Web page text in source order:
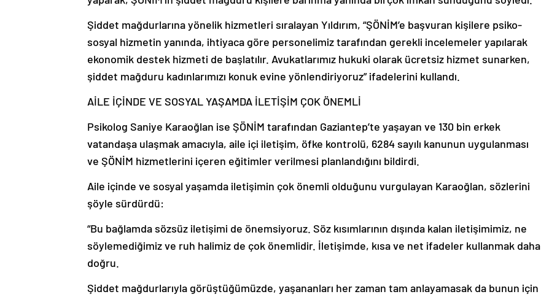
Şiddet mağdurlarına yönelik hizmetleri sıralayan Yıldırım, “ŞÖNİM’e başvuran kişilere psiko-
sosyal hizmetin yanında, ihtiyaca göre personelimiz tarafından gerekli incelemeler yapılarak
ekonomik destek hizmeti de başlatılır. Avukatlarımız hukuki olarak ücretsiz hizmet sunarken,
şiddet mağduru kadınlarımızı konuk evine yönlendiriyoruz” ifadelerini kullandı.
AİLE İÇİNDE VE SOSYAL YAŞAMDA İLETİŞİM ÇOK ÖNEMLİ
Psikolog Saniye Karaoğlan ise ŞÖNİM tarafından Gaziantep’te yaşayan ve 130 bin erkek
vatandaşa ulaşmak amacıyla, aile içi iletişim, öfke kontrolü, 6284 sayılı kanunun uygulanması
ve ŞÖNİM hizmetlerini içeren eğitimler verilmesi planlandığını bildirdi.
Aile içinde ve sosyal yaşamda iletişimin çok önemli olduğunu vurgulayan Karaoğlan, sözlerini
şöyle sürdürdü:
“Bu bağlamda sözsüz iletişimi de önemsiyoruz. Söz kısımlarının dışında kalan iletişimimiz, ne
söylemediğimiz ve ruh halimiz de çok önemlidir. İletişimde, kısa ve net ifadeler kullanmak daha
doğru.
Şiddet mağdurlarıyla görüştüğümüzde, yaşananları her zaman tam anlayamasak da bunun için